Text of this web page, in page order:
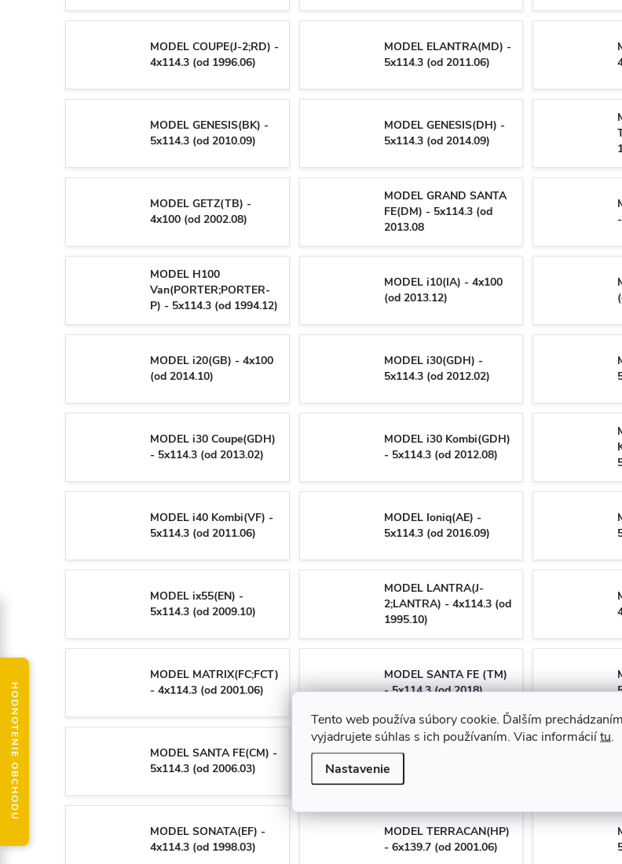
Tento web používa súbory cookie. Ďalším
vyjadrujete súhlas s ich používaním. Viac informáciítu.
Nastavenie
MODEL COUPE(J-2;RD) -
4x114.3 (od 1996.06)
MODEL ELANTRA(MD) -
5x114.3 (od 2011.06)
MODEL GENESIS(BK) -
5x114.3 (od 2010.09)
MODEL GENESIS(DH) -
5x114.3 (od 2014.09)
MODEL GETZ(TB) -
4x100 (od 2002.08)
MODEL GRAND SANTA
FE(DM) - 5x114.3 (od
2013.08
MODEL H100
Van(PORTER;PORTER-
P) - 5x114.3 (od 1994.12)
MODEL i10(IA) - 4x100
(od 2013.12)
MODEL i20(GB) - 4x100
(od 2014.10)
MODEL i30(GDH) -
5x114.3 (od 2012.02)
MODEL i30 Coupe(GDH)
- 5x114.3 (od 2013.02)
MODEL i30 Kombi(GDH)
- 5x114.3 (od 2012.08)
MODEL i40 Kombi(VF) -
5x114.3 (od 2011.06)
MODEL Ioniq(AE) -
5x114.3 (od 2016.09)
MODEL ix55(EN) -
5x114.3 (od 2009.10)
MODEL LANTRA(J-
2;LANTRA) - 4x114.3 (od
1995.10)
MODEL MATRIX(FC;FCT)
- 4x114.3 (od 2001.06)
MODEL SANTA FE (TM)
- 5x114.3 (od 2018)
MODEL SANTA FE(CM) -
5x114.3 (od 2006.03)
MODEL SANTA FE(SM) -
5x114.3 (od 2001.02)
MODEL SONATA(EF) -
4x114.3 (od 1998.03)
MODEL TERRACAN(HP)
- 6x139.7 (od 2001.06)
HODNOTENIE OBCHODU